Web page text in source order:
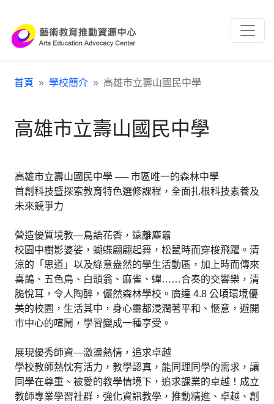
首頁 學校簡介 高雄市立壽山國民中學
高雄市立壽山國民中學
高雄市立壽山國民中學 ── 市區唯一的森林中學
首創科技暨探索教育特色選修課程，全面扎根科技素養及
未來競爭力
營造優質境教—鳥語花香，遠離塵囂
校園中樹影婆娑，蝴蝶翩翩起舞，松鼠時而穿梭飛躍。清
涼的「思道」以及綠意盎然的學生活動區，加上時而傳來
喜鵲、五色鳥、白頭翁、麻雀、蟬……合奏的交響樂，清
脆悅耳，令人陶醉，儼然森林學校。廣達 4.8 公頃環境優
美的校園，生活其中，身心靈都浸潤著平和、愜意，避開
市中心的喧鬧，學習變成一種享受。
展現優秀師資—激盪熱情，追求卓越
學校教師熱忱有活力，教學認真，能同理同學的需求，讓
同學在尊重、被愛的教學情境下，追求課業的卓越！成立
教師專業學習社群，強化資訊教學，推動精進、卓越、創